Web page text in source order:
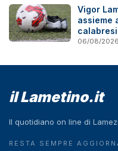
Vigor
assieme
Coppa
06/08/
il Lametino.it
Il quotidiano on line di
RESTA SEMPRE